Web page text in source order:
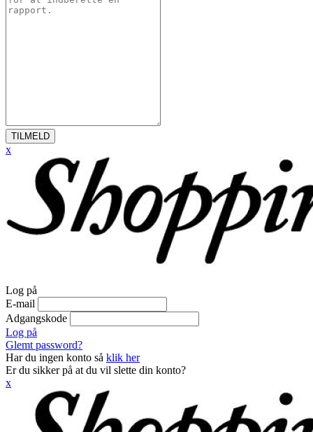
TILMELD
x
Log på
E-mail
Adgangskode
Log på
Glemt password?
Har du ingen konto så klik her
Er du sikker på at du vil slette din konto?
x